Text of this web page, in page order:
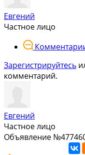
Евгений
Частное лицо
Зарегистрируйтесь
комментарий.
Евгений
Частное лицо
Объявление